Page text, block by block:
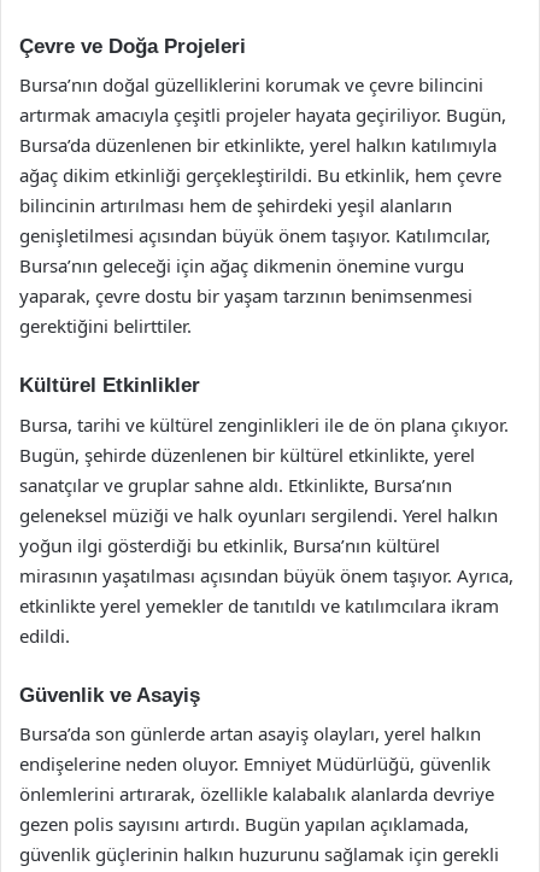
Çevre ve Doğa Projeleri
Bursa’nın doğal güzelliklerini korumak ve çevre bilincini
artırmak amacıyla çeşitli projeler hayata geçiriliyor. Bugün,
Bursa’da düzenlenen bir etkinlikte, yerel halkın katılımıyla
ağaç dikim etkinliği gerçekleştirildi. Bu etkinlik, hem çevre
bilincinin artırılması hem de şehirdeki yeşil alanların
genişletilmesi açısından büyük önem taşıyor. Katılımcılar,
Bursa’nın geleceği için ağaç dikmenin önemine vurgu
yaparak, çevre dostu bir yaşam tarzının benimsenmesi
gerektiğini belirttiler.
Kültürel Etkinlikler
Bursa, tarihi ve kültürel zenginlikleri ile de ön plana çıkıyor.
Bugün, şehirde düzenlenen bir kültürel etkinlikte, yerel
sanatçılar ve gruplar sahne aldı. Etkinlikte, Bursa’nın
geleneksel müziği ve halk oyunları sergilendi. Yerel halkın
yoğun ilgi gösterdiği bu etkinlik, Bursa’nın kültürel
mirasının yaşatılması açısından büyük önem taşıyor. Ayrıca,
etkinlikte yerel yemekler de tanıtıldı ve katılımcılara ikram
edildi.
Güvenlik ve Asayiş
Bursa’da son günlerde artan asayiş olayları, yerel halkın
endişelerine neden oluyor. Emniyet Müdürlüğü, güvenlik
önlemlerini artırarak, özellikle kalabalık alanlarda devriye
gezen polis sayısını artırdı. Bugün yapılan açıklamada,
güvenlik güçlerinin halkın huzurunu sağlamak için gerekli